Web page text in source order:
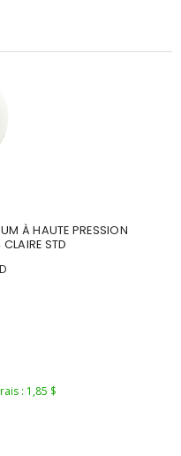
À HAUTE PRESSION
STD
: 1,85 $